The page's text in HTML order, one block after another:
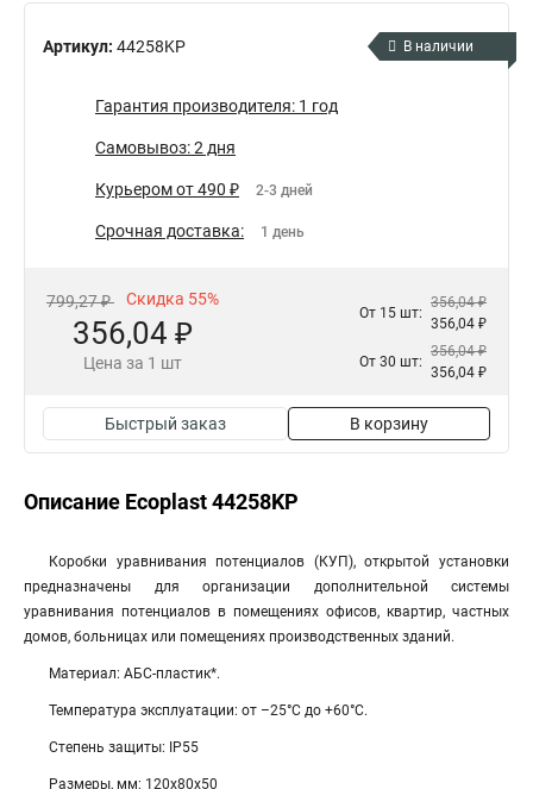
Артикул: 44258KP В наличии
Гарантия производителя: 1 год
Самовывоз: 2 дня
Курьером от 490 ₽ 2-3 дней
Срочная доставка: 1 день
799,27 ₽ Скидка 55%
356,04 ₽
Цена за 1 шт
От 15 шт:
356,04 ₽
356,04 ₽
От 30 шт:
356,04 ₽
356,04 ₽
Быстрый заказ В корзину
Описание Ecoplast 44258KP
Коробки уравнивания потенциалов (КУП), открытой установки
предназначены для организации дополнительной системы
уравнивания потенциалов в помещениях офисов, квартир, частных
домов, больницах или помещениях производственных зданий.
Материал: АБС-пластик*.
Температура эксплуатации: от –25°С до +60°С.
Степень защиты: IP55
Размеры, мм: 120х80х50